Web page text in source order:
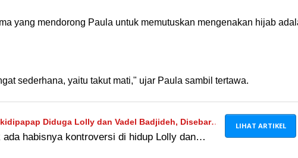
yang mendorong Paula untuk memutuskan mengenakan hijab
sederhana, yaitu takut mati," ujar Paula sambil tertawa.
Diduga Lolly dan Vadel Badjideh, Disebar
Bayar Utang
ada habisnya kontroversi di hidup Lolly dan
LIHAT ARTIKEL